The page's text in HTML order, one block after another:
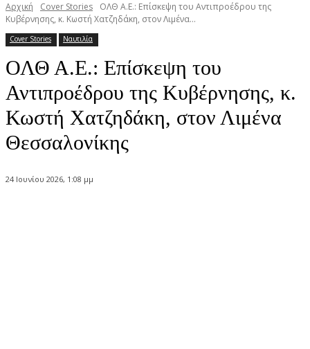
Αρχική Cover Stories
ΟΛΘ Α.Ε.: Επίσκεψη του Αντιπροέδρου της
Κυβέρνησης, κ. Κωστή Χατζηδάκη, στον Λιμένα...
Cover Stories Ναυτιλία
ΟΛΘ Α.Ε.: Επίσκεψη του
Αντιπροέδρου της Κυβέρνησης, κ.
Κωστή Χατζηδάκη, στον Λιμένα
Θεσσαλονίκης
24 Ιουνίου 2026, 1:08 μμ